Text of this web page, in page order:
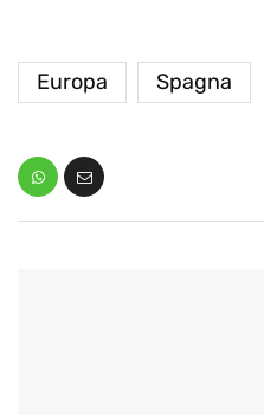
Europa Spagna